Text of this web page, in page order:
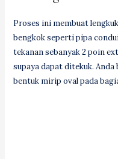
Proses ini membuat
bengkok seperti pipa
tekanan sebanyak 2 poin
supaya dapat ditekuk.
bentuk mirip oval pada